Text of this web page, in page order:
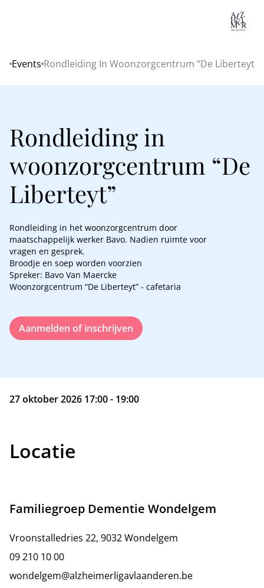
Home
Events Rondleiding In Woonzorgcentrum “De Liberteyt”
Rondleiding in
woonzorgcentrum “De
Liberteyt”
Rondleiding in het woonzorgcentrum door
maatschappelijk werker Bavo. Nadien ruimte voor
vragen en gesprek.
Broodje en soep worden voorzien
Spreker: Bavo Van Maercke
Woonzorgcentrum “De Liberteyt” - cafetaria
Aanmelden of inschrijven
27 oktober 2026 17:00 - 19:00
Locatie
Familiegroep Dementie Wondelgem
Vroonstalledries 22, 9032 Wondelgem
09 210 10 00
wondelgem@alzheimerligavlaanderen.be